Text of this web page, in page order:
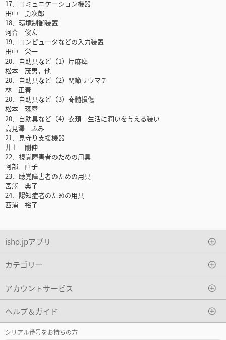
17．コミュニケーション機器
田中 勇次郎
18．環境制御装置
河合 俊宏
19．コンピュータなどの入力装置
田中 栄一
20．自助具など（1）片麻痺
松本 茂男，他
20．自助具など（2）関節リウマチ
林 正春
20．自助具など（3）脊髄損傷
松本 琢麿
20．自助具など（4）衣類－生活に潤いを与える装い
高見澤 ふみ
21．見守り支援機器
井上 剛伸
22．視覚障害者のための用具
阿部 直子
23．聴覚障害者のための用具
宮澤 典子
24．認知症者のための用具
西浦 裕子
isho.jpアプリ
カテゴリー
アカウントサービス
ヘルプ＆ガイド
シリアル番号をお持ちの方